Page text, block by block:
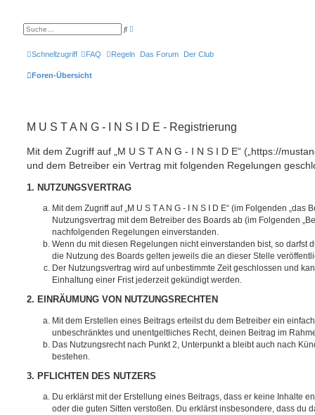
S
h
e i
Schnellzugriff FAQ Regeln Das Forum Der Club
Foren-Übersicht
M U S T A N G - I N S I D E - Registrierung
Mit dem Zugriff auf „M U S T A N G - I N S I D E“ („https://
und dem Betreiber ein Vertrag mit folgenden Regelungen
1. NUTZUNGSVERTRAG
Mit dem Zugriff auf „M U S T A N G - I N S I D E“ (im Folgenden „das
Nutzungsvertrag mit dem Betreiber des Boards ab (im Folgenden
nachfolgenden Regelungen einverstanden.
Wenn du mit diesen Regelungen nicht einverstanden bist, so darfst
die Nutzung des Boards gelten jeweils die an dieser Stelle
Der Nutzungsvertrag wird auf unbestimmte Zeit geschlossen und
Einhaltung einer Frist jederzeit gekündigt werden.
2. EINRÄUMUNG VON NUTZUNGSRECHTEN
Mit dem Erstellen eines Beitrags erteilst du dem Betreiber ein
unbeschränktes und unentgeltliches Recht, deinen Beitrag im
Das Nutzungsrecht nach Punkt 2, Unterpunkt a bleibt auch nach
bestehen.
3. PFLICHTEN DES NUTZERS
Du erklärst mit der Erstellung eines Beitrags, dass er keine Inhalte
oder die guten Sitten verstoßen. Du erklärst insbesondere, dass du